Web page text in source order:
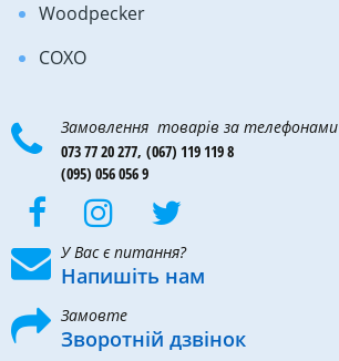
Woodpecker
COXO
Замовлення товарів за телефонами
073 77 20 277, (067) 119 119 8
(095) 056 056 9
У Вас є питання?
Напишіть нам
Замовте
Зворотній дзвінок